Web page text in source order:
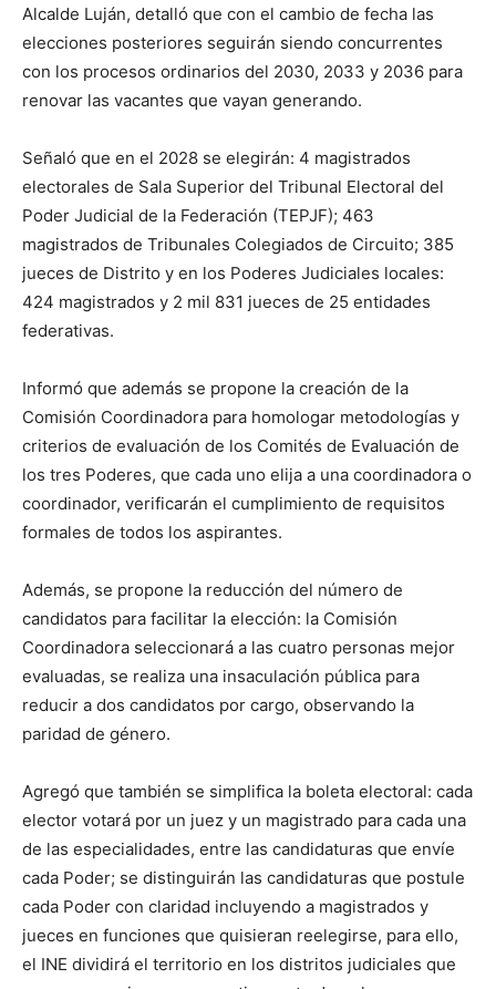
Alcalde Luján, detalló que con el cambio de fecha las
elecciones posteriores seguirán siendo concurrentes
con los procesos ordinarios del 2030, 2033 y 2036 para
renovar las vacantes que vayan generando.
Señaló que en el 2028 se elegirán: 4 magistrados
electorales de Sala Superior del Tribunal Electoral del
Poder Judicial de la Federación (TEPJF); 463
magistrados de Tribunales Colegiados de Circuito; 385
jueces de Distrito y en los Poderes Judiciales locales:
424 magistrados y 2 mil 831 jueces de 25 entidades
federativas.
Informó que además se propone la creación de la
Comisión Coordinadora para homologar metodologías y
criterios de evaluación de los Comités de Evaluación de
los tres Poderes, que cada uno elija a una coordinadora o
coordinador, verificarán el cumplimiento de requisitos
formales de todos los aspirantes.
Además, se propone la reducción del número de
candidatos para facilitar la elección: la Comisión
Coordinadora seleccionará a las cuatro personas mejor
evaluadas, se realiza una insaculación pública para
reducir a dos candidatos por cargo, observando la
paridad de género.
Agregó que también se simplifica la boleta electoral: cada
elector votará por un juez y un magistrado para cada una
de las especialidades, entre las candidaturas que envíe
cada Poder; se distinguirán las candidaturas que postule
cada Poder con claridad incluyendo a magistrados y
jueces en funciones que quisieran reelegirse, para ello,
el INE dividirá el territorio en los distritos judiciales que